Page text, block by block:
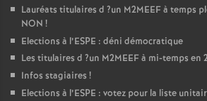
Lauréats titulaires d ?un M2MEEFà temps
NON !
Elections à l’ESPE : déni démocratique
Les titulaires d ?un M2MEEFà mi-temps en
Infos stagiaires !
Elections à l’ESPE : votez pour la liste